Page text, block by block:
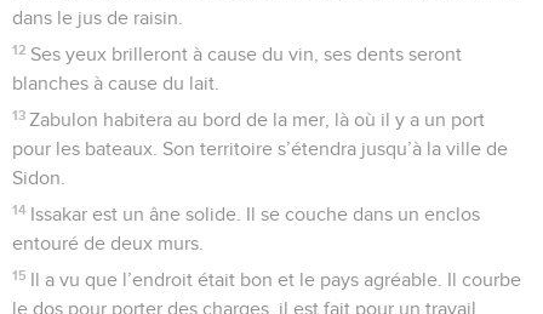
dans le jus de raisin.
12 Ses yeux brilleront à cause du vin, ses dents seront
blanches à cause du lait.
13 Zabulon habitera au bord de la mer, là où il y a un port
pour les bateaux. Son territoire s’étendra jusqu’à la ville de
Sidon.
14 Issakar est un âne solide. Il se couche dans un enclos
entouré de deux murs.
15 Il a vu que l’endroit était bon et le pays agréable. Il courbe
le dos pour porter des charges, il est fait pour un travail